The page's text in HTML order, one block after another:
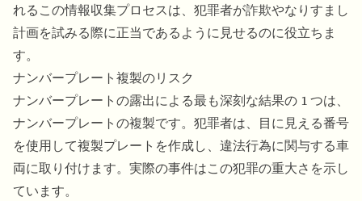
れるこの情報収集プロセスは、犯罪者が詐欺やなりすまし
計画を試みる際に正当であるように見せるのに役立ちま
す。
ナンバープレート複製のリスク
ナンバープレートの露出による最も深刻な結果の 1 つは、
ナンバープレートの複製です。犯罪者は、目に見える番号
を使用して複製プレートを作成し、違法行為に関与する車
両に取り付けます。実際の事件はこの犯罪の重大さを示し
ています。